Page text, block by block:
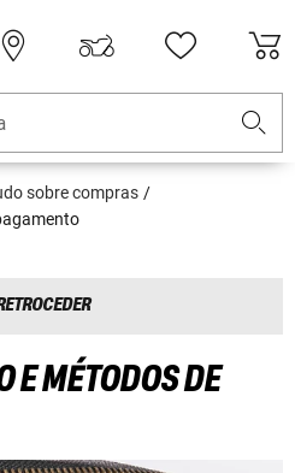
sobre compras
E MÉTODOS DE